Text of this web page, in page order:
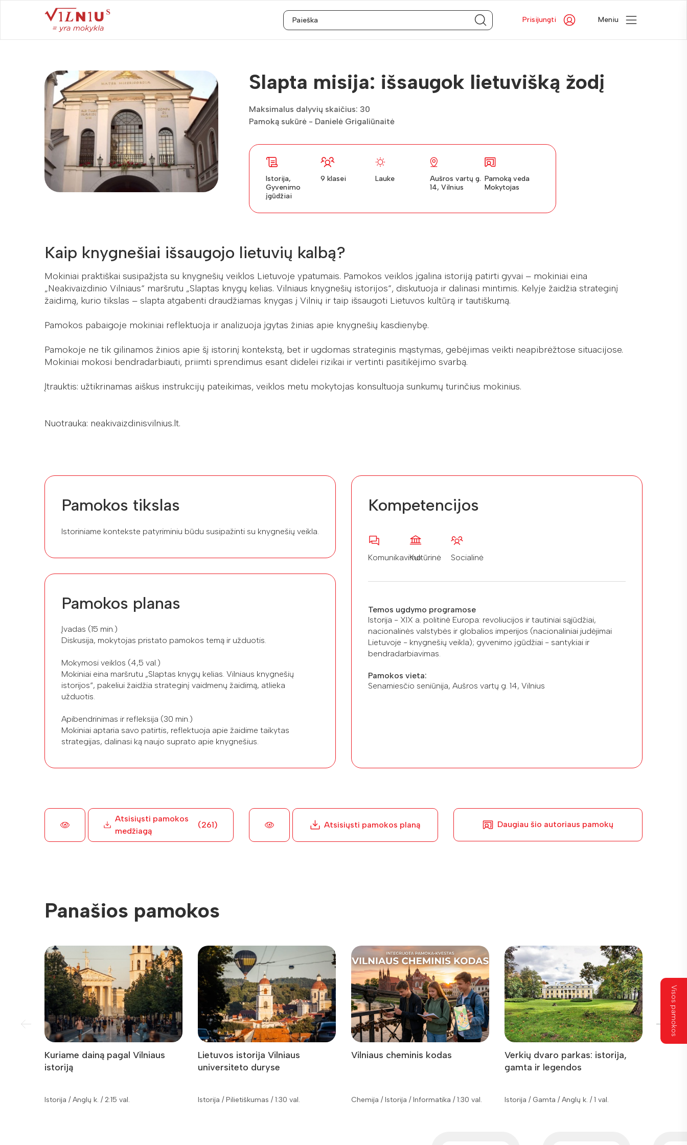
Prisijungti Meniu
Slapta misija: išsaugok lietuvišką žodį
Maksimalus dalyvių skaičius: 30
Pamoką sukūrė - Danielė Grigaliūnaitė
Istorija,
Gyvenimo
įgūdžiai
9 klasei Lauke
Aušros vartų g.
14, Vilnius
Pamoką veda
Mokytojas
Kaip knygnešiai išsaugojo lietuvių kalbą?
Mokiniai praktiškai susipažįsta su knygnešių veiklos Lietuvoje ypatumais. Pamokos veiklos įgalina istoriją patirti gyvai – mokiniai eina
„Neakivaizdinio Vilniaus“ maršrutu „Slaptas knygų kelias. Vilniaus knygnešių istorijos“, diskutuoja ir dalinasi mintimis. Kelyje žaidžia strateginį
žaidimą, kurio tikslas – slapta atgabenti draudžiamas knygas į Vilnių ir taip išsaugoti Lietuvos kultūrą ir tautiškumą.
Pamokos pabaigoje mokiniai reflektuoja ir analizuoja įgytas žinias apie knygnešių kasdienybę.
Pamokoje ne tik gilinamos žinios apie šį istorinį kontekstą, bet ir ugdomas strateginis mąstymas, gebėjimas veikti neapibrėžtose situacijose.
Mokiniai mokosi bendradarbiauti, priimti sprendimus esant didelei rizikai ir vertinti pasitikėjimo svarbą.
Įtrauktis: užtikrinamas aiškus instrukcijų pateikimas, veiklos metu mokytojas konsultuoja sunkumų turinčius mokinius.
Nuotrauka: neakivaizdinisvilnius.lt.
Pamokos tikslas
Istoriniame kontekste patyriminiu būdu susipažinti su knygnešių veikla.
Pamokos planas
Įvadas (15 min.)
Diskusija, mokytojas pristato pamokos temą ir užduotis.
Mokymosi veiklos (4,5 val.)
Mokiniai eina maršrutu „Slaptas knygų kelias. Vilniaus knygnešių
istorijos“, pakeliui žaidžia strateginį vaidmenų žaidimą, atlieka
užduotis.
Apibendrinimas ir refleksija (30 min.)
Mokiniai aptaria savo patirtis, reflektuoja apie žaidime taikytas
strategijas, dalinasi ką naujo suprato apie knygnešius.
Kompetencijos
KomunikavimoKultūrinė Socialinė
Temos ugdymo programose
Istorija - XIX a. politinė Europa: revoliucijos ir tautiniai sąjūdžiai,
nacionalinės valstybės ir globalios imperijos (nacionaliniai judėjimai
Lietuvoje - knygnešių veikla); gyvenimo įgūdžiai - santykiai ir
bendradarbiavimas.
Pamokos vieta:
Senamiesčio seniūnija, Aušros vartų g. 14, Vilnius
Atsisiųsti pamokos
medžiagą
(261) Atsisiųsti pamokos planą Daugiau šio autoriaus pamokų
Panašios pamokos
Kuriame dainą pagal Vilniaus
istoriją
Istorija / Anglų k. / 2:15 val.
Lietuvos istorija Vilniaus
universiteto duryse
Istorija / Pilietiškumas / 1:30 val.
Vilniaus cheminis kodas
Chemija / Istorija / Informatika / 1:30 val.
Verkių dvaro parkas: istorija,
gamta ir legendos
Istorija / Gamta / Anglų k. / 1 val.
Visos pamokos